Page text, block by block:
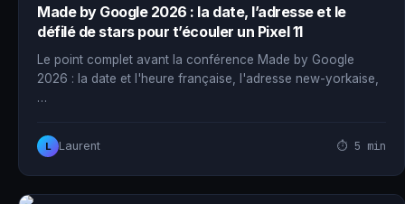
Made by Google 2026 : la date, l’adresse et le
défilé de stars pour t’écouler un Pixel 11
Le point complet avant la conférence Made by Google
2026 : la date et l'heure française, l'adresse new-yorkaise,
…
L Laurent ⏱ 5 min